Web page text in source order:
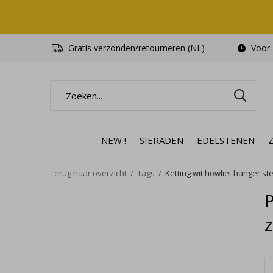
NEW ! SIERADEN EDELSTENEN
Gratis verzonden/retourneren (NL) Voor
Terug naar overzicht Tags Ketting wit howliet hanger